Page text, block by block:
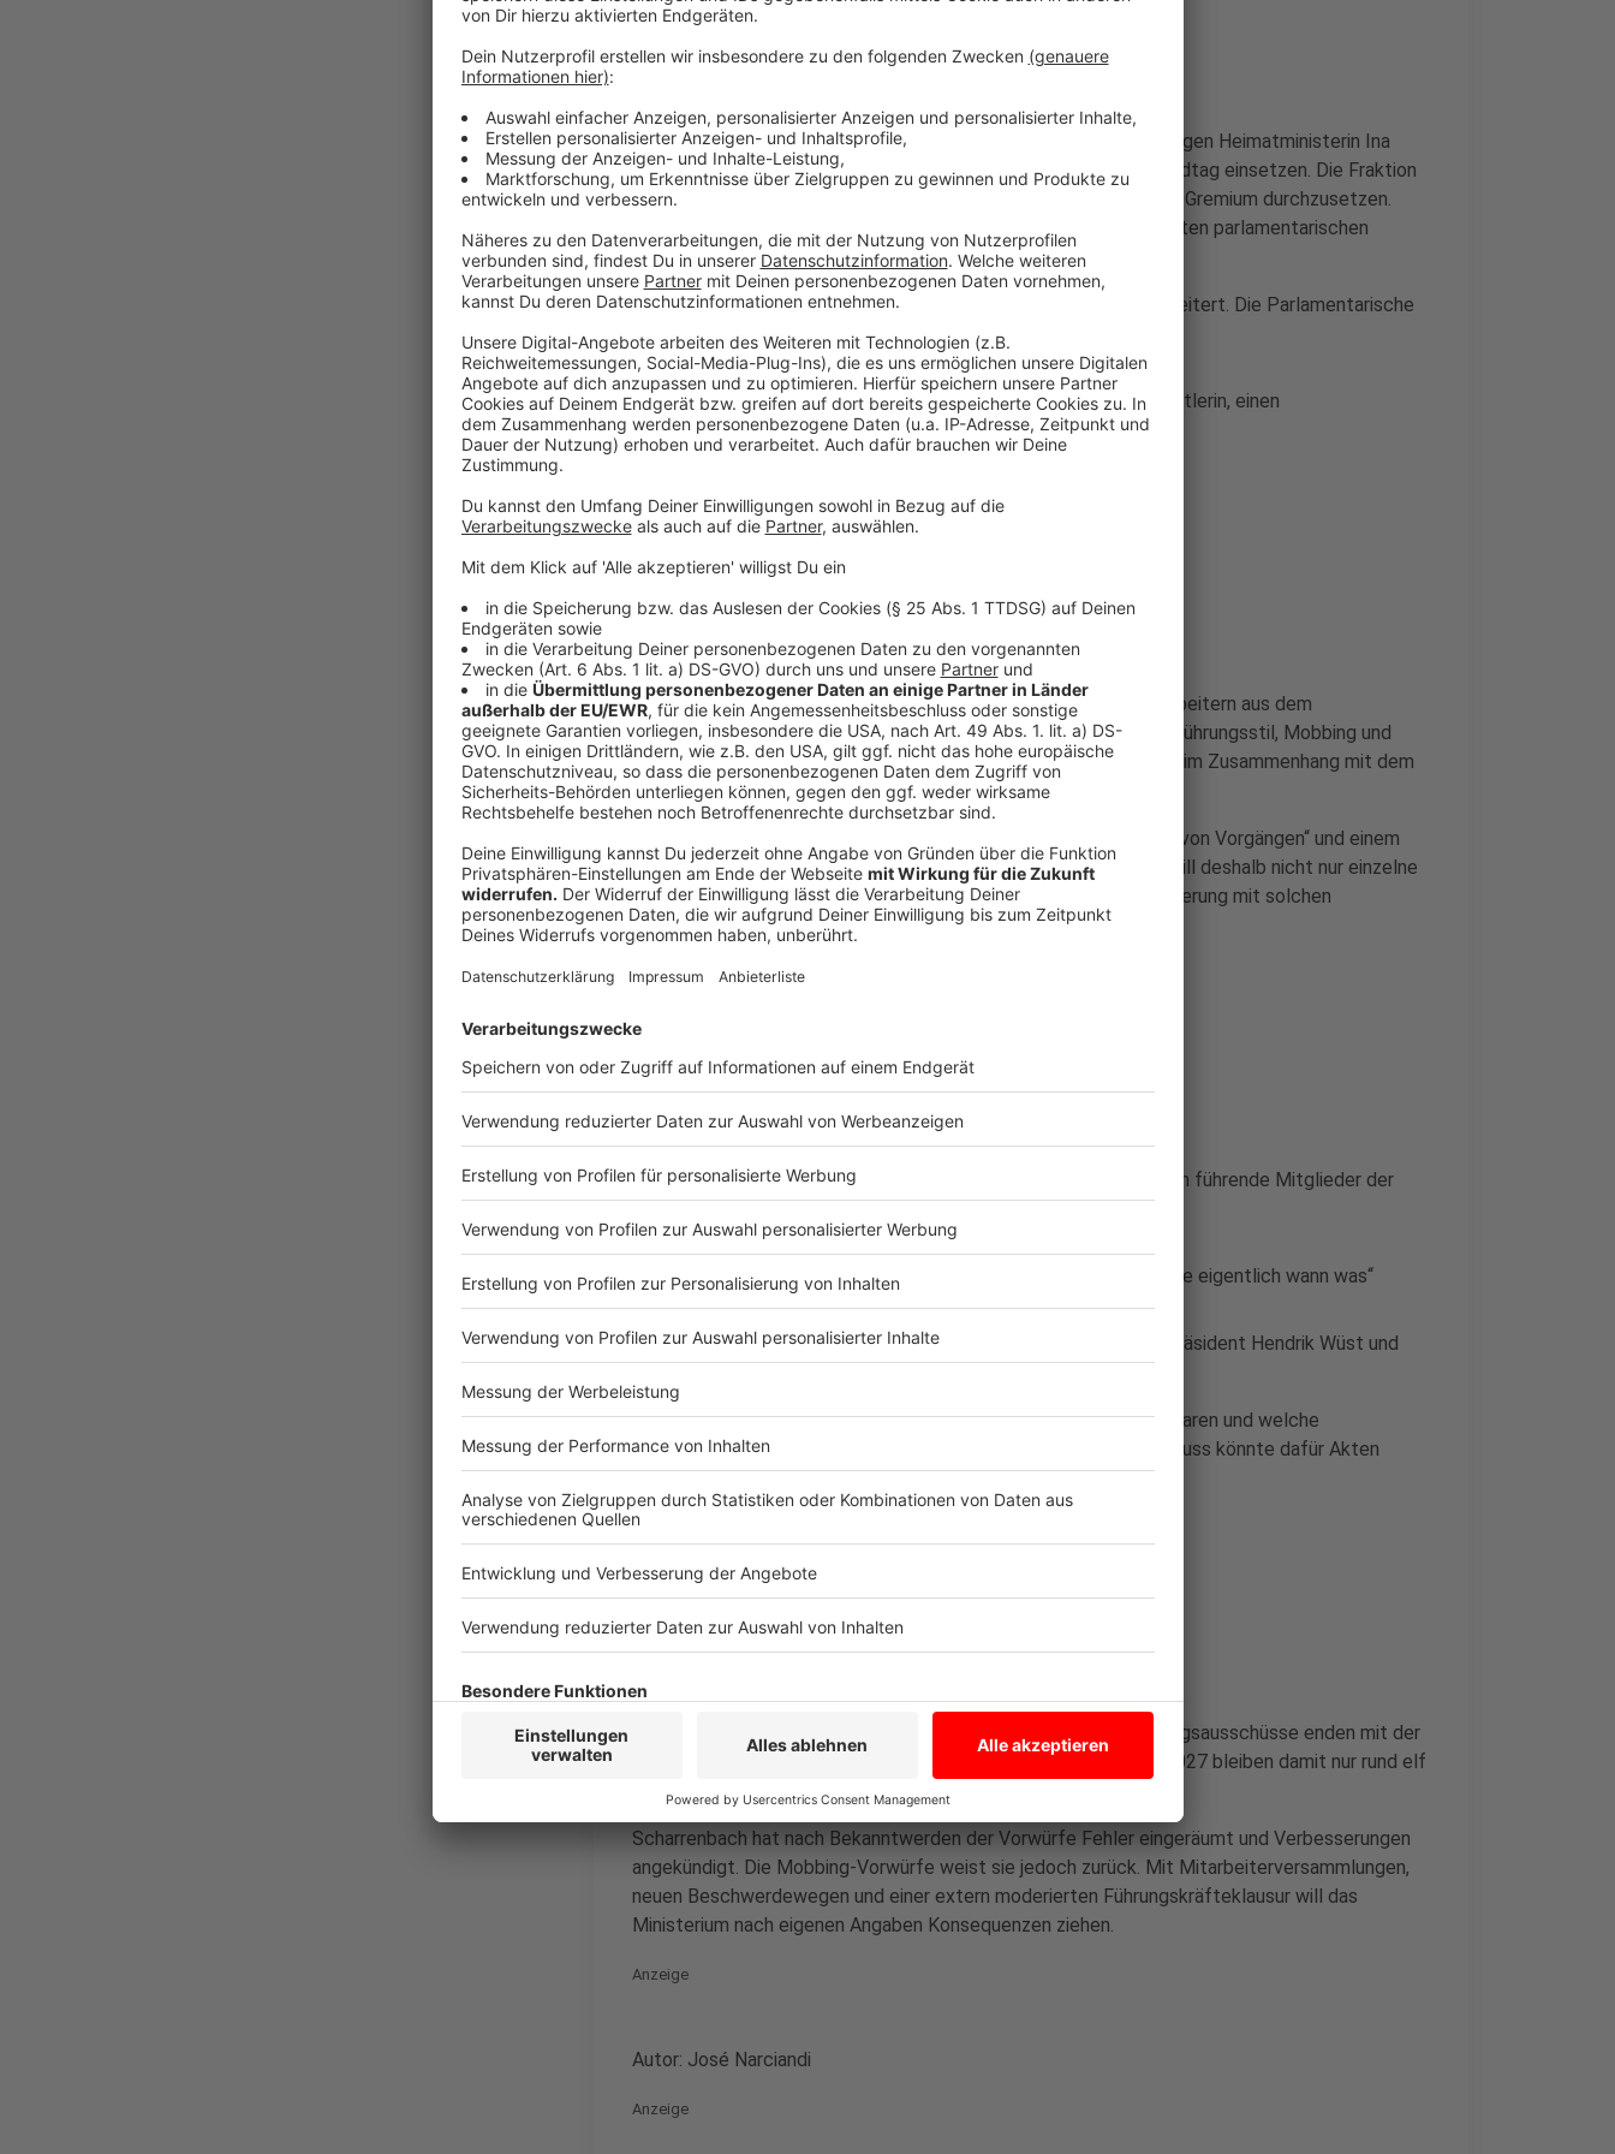
SPD greift zum schärfsten Mittel
Anzeige
In der Affäre um Vorwürfe von Machtmissbrauch und Mobbing gegen Heimatministerin Ina
Scharrenbach will die SPD einen Untersuchungsausschuss im Landtag einsetzen. Die Fraktion
verfügt allein über die notwendige Zahl an Abgeordneten, um das Gremium durchzusetzen.
Damit greift die größte Oppositionsfraktion zu einem der schärfsten parlamentarischen
Instrumente.
Aus Sicht der SPD sind andere Wege der Aufklärung zuvor gescheitert. Die Parlamentarische
Geschäftsführerin der SPD-Fraktion, Ina Blumenthal, sagte:
„Wir haben mehrfach angeboten: Setzt bitte eine Sonderermittlerin, einen
Sonderermittler ein. Das alles hat nicht gefruchtet.“
Anzeige
Vorwürfe gegen zwei Ministerien
Anzeige
Auslöser der Affäre waren Berichte über Beschwerden von Mitarbeitern aus dem
Heimatministerium. Dabei ging es unter anderem um einen rauen Führungsstil, Mobbing und
Machtmissbrauch. Nach Angaben der SPD stehen auch Vorwürfe im Zusammenhang mit dem
Innenministerium von Herbert Reul im Raum.
Blumenthal spricht von „Mobbing-Vorwürfen, des Verschleppens von Vorgängen“ und einem
problematischen Umgang mit Führungsverantwortung. Die SPD will deshalb nicht nur einzelne
Vorgänge untersuchen, sondern auch den Umgang der Landesregierung mit solchen
Beschwerden insgesamt
Anzeige
Wer wusste wann was?
Anzeige
Im Mittelpunkt der geplanten Untersuchung steht die Frage, wann führende Mitglieder der
Landesregierung von den Vorwürfen erfahren haben.
„Uns geht es in allererster Linie darum, aufzuklären: Wer wusste eigentlich wann was“
sagte Blumenthal. Dabei gehe es ausdrücklich auch um Ministerpräsident Hendrik Wüst und
Die SPD will prüfen lassen, ob Beschwerden frühzeitig bekannt waren und welche
Konsequenzen daraus gezogen wurden. Ein Untersuchungsausschuss könnte dafür Akten
anfordern und Zeugen vernehmen.
Anzeige
Wenig Zeit bis zur Landtagswahl
Anzeige
Die Zeit für die Aufarbeitung ist allerdings begrenzt. Untersuchungsausschüsse enden mit der
jeweiligen Wahlperiode. Bis zur nächsten Landtagswahl im April 2027 bleiben damit nur rund elf
Monate.
Scharrenbach hat nach Bekanntwerden der Vorwürfe Fehler eingeräumt und Verbesserungen
angekündigt. Die Mobbing-Vorwürfe weist sie jedoch zurück. Mit Mitarbeiterversammlungen,
neuen Beschwerdewegen und einer extern moderierten Führungskräfteklausur will das
Ministerium nach eigenen Angaben Konsequenzen ziehen.
Anzeige
Autor: José Narciandi
Anzeige